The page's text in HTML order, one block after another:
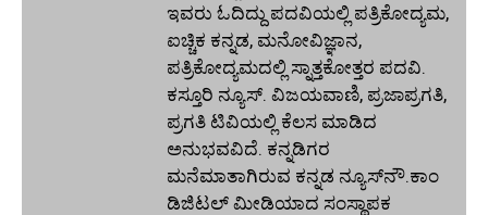
ಇವರು ಓದಿದ್ದು ಪದವಿಯಲ್ಲಿ ಪತ್ರಿಕೋದ್ಯಮ,
ಐಚ್ಚಿಕ ಕನ್ನಡ, ಮನೋವಿಜ್ಞಾನ,
ಪತ್ರಿಕೋದ್ಯಮದಲ್ಲಿ ಸ್ನಾತ್ತಕೋತ್ತರ ಪದವಿ.
ಕಸ್ತೂರಿ ನ್ಯೂಸ್‌. ವಿಜಯವಾಣಿ, ಪ್ರಜಾಪ್ರಗತಿ,
ಪ್ರಗತಿ ಟಿವಿಯಲ್ಲಿ ಕೆಲಸ ಮಾಡಿದ
ಅನುಭವವಿದೆ. ಕನ್ನಡಿಗರ
ಮನೆಮಾತಾಗಿರುವ ಕನ್ನಡ ನ್ಯೂಸ್‌ನೌ.ಕಾಂ
ಡಿಜಿಟಲ್‌ ಮೀಡಿಯಾದ ಸಂಸ್ಥಾಪಕ